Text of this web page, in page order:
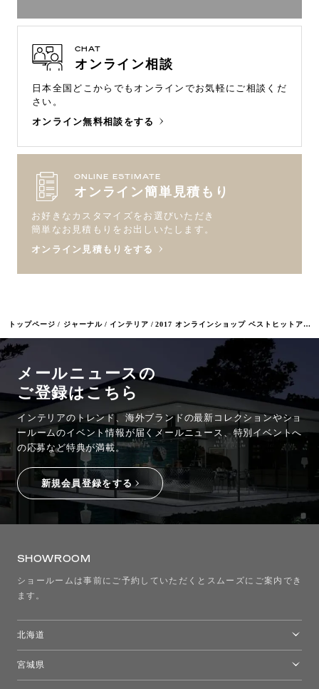
トップページ ジャーナル インテリア 2017 オンラインショップ ベストヒットアイテムのご紹介
CHAT
オンライン相談
日本全国どこからでもオンラインでお気軽にご相談くだ
さい。
オンライン無料相談をする
ONLINE ESTIMATE
オンライン簡単見積もり
お好きなカスタマイズをお選びいただき
簡単なお見積もりをお出しいたします。
オンライン見積もりをする
メールニュースの
ご登録はこちら
インテリアのトレンド、海外ブランドの最新コレクションやショ
ールームのイベント情報が届くメールニュース、特別イベントへ
の応募など特典が満載。
新規会員登録をする
SHOWROOM
ショールームは事前にご予約していただくとスムーズにご案内でき
ます。
北海道
宮城県